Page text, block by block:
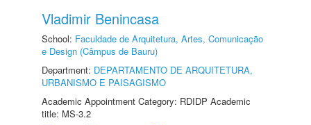
Vladimir Benincasa
School: Faculdade de Arquitetura, Artes, Comunicação
e Design (Câmpus de Bauru)
Department: DEPARTAMENTO DE ARQUITETURA,
URBANISMO E PAISAGISMO
Academic Appointment Category: RDIDP Academic
title: MS-3.2